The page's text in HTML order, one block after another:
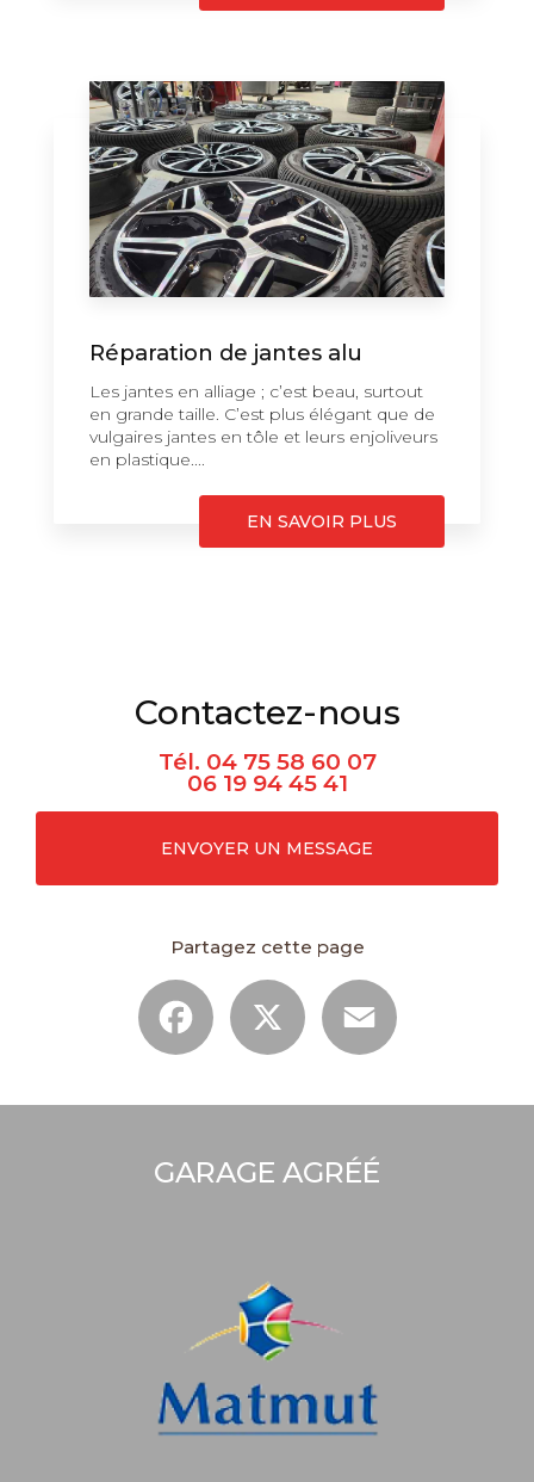
Réparation de jantes alu
Les jantes en alliage ; c’est beau, surtout
en grande taille. C’est plus élégant que de
vulgaires jantes en tôle et leurs enjoliveurs
en plastique....
EN SAVOIR PLUS
Contactez-nous
Tél. 04 75 58 60 07
06 19 94 45 41
ENVOYER UN MESSAGE
Partagez cette page
Facebook
GARAGE AGRÉÉ